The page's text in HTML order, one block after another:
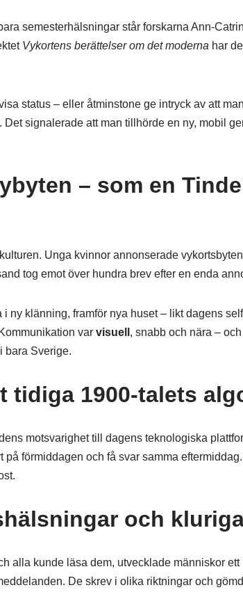
semesterhälsningar står forskarna Ann-
Vykortens berättelser om det moderna har
status – eller åtminstone ge intryck av att
Det signalerade att man tillhörde en ny, mobil
– som en
Unga kvinnor annonserade
tog emot över hundra brev efter en enda
ny klänning, framför nya huset – likt dagens
var visuell , snabb och nära –
bara Sverige.
tidiga 1900-talets
motsvarighet till dagens teknologiska
på förmiddagen och få svar samma
och
alla kunde läsa dem, utvecklade människor
De skrev i olika riktningar och